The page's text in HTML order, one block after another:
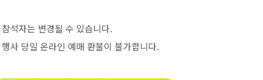
석자는 변경될 수 있습니다.
사 당일 온라인 예매 환불이 불가합니다.